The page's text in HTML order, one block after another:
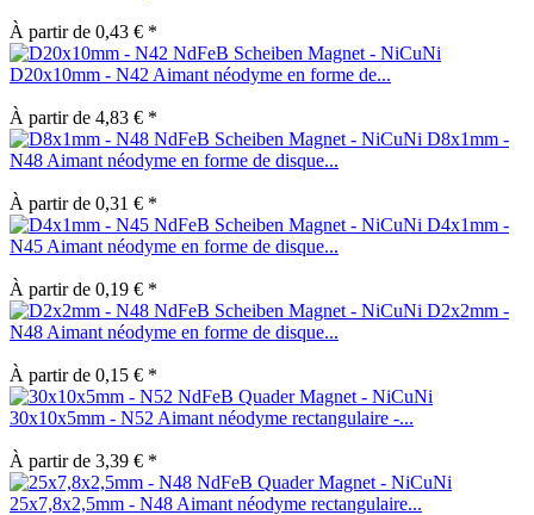
À partir de 0,43 € *
D20x10mm - N42 Aimant néodyme en forme de...
À partir de 4,83 € *
D8x1mm -
N48 Aimant néodyme en forme de disque...
À partir de 0,31 € *
D4x1mm -
N45 Aimant néodyme en forme de disque...
À partir de 0,19 € *
D2x2mm -
N48 Aimant néodyme en forme de disque...
À partir de 0,15 € *
30x10x5mm - N52 Aimant néodyme rectangulaire -...
À partir de 3,39 € *
25x7,8x2,5mm - N48 Aimant néodyme rectangulaire...